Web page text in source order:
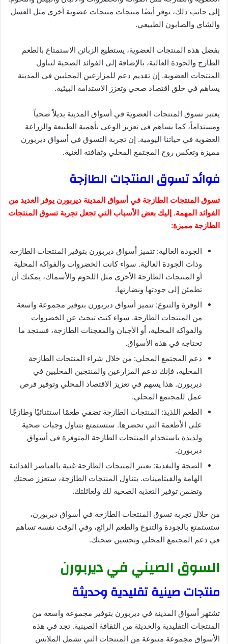
إلى جانب ذلك، توفر أيضًا منتجات منتجات عضوية أخرى مثل العسل
والشاي والصابون الطبيعي.
بفضل هذه المنتجات العضوية، يستطيع الزبائن الاستمتاع بالطعم
الطازج والجودة العالية، بالإضافة إلى الفوائد الصحية لتناول
المنتجات العضوية. إن تقديم دعم للمزارعين المحليين في المدينة
يساهم في خلق اقتصاد صحي وتعزز الاستدامة البيئية.
يعتبر تسوق المنتجات العضوية في أسواق المدينة بديلاً صحياً
ومستداماً، كما يساهم في تعزيز الوعي بأهمية الطبيعة والزراعة
العضوية في حياتنا اليومية. إن تجربة التسوق في أسواق ديربورن
مميزة وتعكس روح المجتمع المحلي وثقافته الغنية.
فوائد تسوق المنتجات الطازجة
تسوق المنتجات الطازجة في أسواق المدينة ديربورن يوفر العديد من
الفوائد المهمة. إليك بعض الأسباب التي تجعل تجربة تسوق المنتجات
الطازجة مميزة:
الجودة العالية: تتميز أسواق ديربورن بتوفير المنتجات الطازجة
وذات الجودة العالية. سواء كانت الخضروات والفواكه المحلية
أو المنتجات الطازجة الأخرى مثل اللحوم والأسماك، يمكنك أن
تطمئن إلى جودتها ونضارتها.
الوفرة والتنوع: تتميز أسواق ديربورن بتوفير مجموعة واسعة
من المنتجات الطازجة. سواء كنت تبحث عن الخضروات
والفواكه المحلية، أو الأجبان والمعجنات الطازجة، فستجد ما
تحتاجه في هذه الأسواق.
دعم المجتمع المحلي: من خلال شراء المنتجات الطازجة
المحلية، فإنك تدعم المزارعين والمنتجين المحليين في
ديربورن. هذا يسهم في تعزيز الاقتصاد المحلي وتوفير فرص
عمل للمجتمع المحلي.
الطعم اللذيذ: المنتجات الطازجة تضفي طعمًا استثنائيًا وطازجًا
على الأطعمة التي تحضرها. ستستمتع بتناول وجبات صحية
ولذيذة باستخدام المنتجات الطازجة المتوفرة في أسواق
ديربورن.
الصحة والتغذية: تعتبر المنتجات الطازجة غنية بالعناصر الغذائية
الهامة والفيتامينات. بتناول المنتجات الطازجة، ستعزز صحتك
وتضمن توفير التغذية الصحية لك ولعائلتك.
من خلال تجربة تسوق المنتجات الطازجة في أسواق ديربورن،
ستستمتع بالجودة والتنوع والطعم الرائع، وفي الوقت نفسه تساهم
في دعم المجتمع المحلي وتحسين صحتك.
السوق الصيني في ديربورن
منتجات صينية تقليدية وحديثة
تشتهر أسواق المدينة في ديربورن بتوفير مجموعة واسعة من
المنتجات التقليدية والحديثة من الثقافة الصينية. تجد في هذه
الأسواق مجموعة متنوعة من المنتجات التي تشمل الملابس